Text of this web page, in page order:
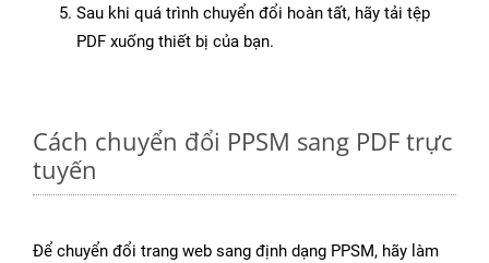
Sau khi quá trình chuyển đổi hoàn tất, hãy tải tệp
PDF xuống thiết bị của bạn.
Cách chuyển đổi PPSM sang PDF trực
tuyến
Để chuyển đổi trang web sang định dạng PPSM, hãy làm